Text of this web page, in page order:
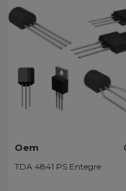
Oem
TDA 4841 PS Entegre